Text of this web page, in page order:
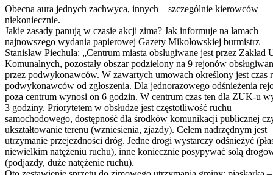
Obecna aura jednych zachwyca, innych – szczególnie kierowców –
niekoniecznie.
Jakie zasady panują w czasie akcji zima? Jak informuje na łamach
najnowszego wydania papierowej Gazety Mikołowskiej burmistrz
Stanisław Piechula: „Centrum miasta obsługiwane jest przez Zakład
Komunalnych, pozostały obszar podzielony na 9 rejonów
przez podwykonawców. W zawartych umowach określony jest czas
podwykonawców od zgłoszenia. Dla jednorazowego odśnieżenia
poza centrum wynosi on 6 godzin. W centrum czas ten dla ZUK-u
3 godziny. Priorytetem w obsłudze jest częstotliwość ruchu
samochodowego, dostępność dla środków komunikacji publicznej
ukształtowanie terenu (wzniesienia, zjazdy). Celem nadrzędnym jest
utrzymanie przejezdności dróg. Jedne drogi wystarczy odśnieżyć
niewielkim natężeniu ruchu), inne koniecznie posypywać solą
(podjazdy, duże natężenie ruchu).